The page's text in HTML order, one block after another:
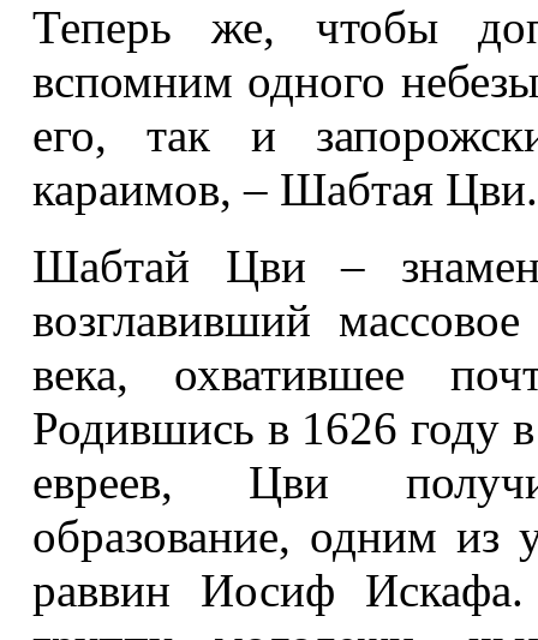
Теперь же, чтобы
вспомним одного
его, так и
караимов, – Шабтая Цви.
Шабтай Цви –
возглавивший
века, охватившее
Родившись в 1626 году
евреев, Цви
образование, одним из
раввин Иосиф